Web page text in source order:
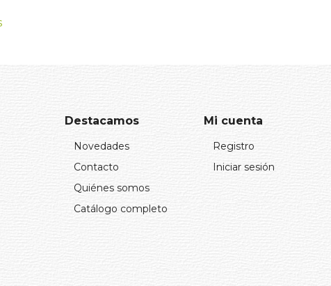
Destacamos
Novedades
Contacto
Quiénes somos
Catálogo completo
Mi cuenta
Registro
Iniciar sesión